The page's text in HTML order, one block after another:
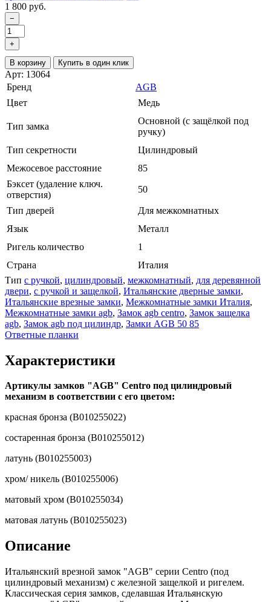
1 800 руб.
−
+
В корзину Купить в один клик
Арт: 13064
Бренд
AGB
Цвет
Медь
Тип замка
Основной (с защёлкой под
ручку)
Тип секретности
Цилиндровый
Межосевое расстояние
85
Бэксет (удаление ключ.
отверстия)
50
Тип дверей
Для межкомнатных
Язык
Металл
Ригель количество
1
Страна
Италия
Тип с ручкой, цилиндровый, межкомнатный, для деревянной
двери, с ручкой и защелкой, Итальянские дверные замки,
Итальянские врезные замки, Межкомнатные замки Италия,
Межкомнатные замки agb, Замок agb centro, Замок защелка
agb, Замок agb под цилиндр, Замки AGB 50 85
Ответные планки
Характеристики
Артикулы замков "AGB" Centro под цилиндровый
механизм в соответствии с его цветом:
красная бронза (B010255022)
состаренная бронза (B010255012)
латунь (B010255003)
хром/ никель (B010255006)
матовый хром (B010255034)
матовая латунь (B010255023)
Описание
Итальянский врезной замок "AGB" серии Centro (под
цилиндровый механизм) с железной защелкой и ригелем.
Классическая серия замков, сделавшая Итальянскую